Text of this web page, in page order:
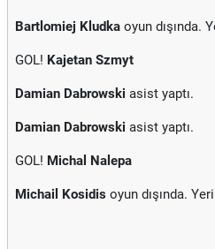
Bartlomiej Kludka oyun dışında.
GOL! Kajetan Szmyt
Damian Dabrowski asist yaptı.
Damian Dabrowski asist yaptı.
GOL! Michal Nalepa
Michail Kosidis oyun dışında.